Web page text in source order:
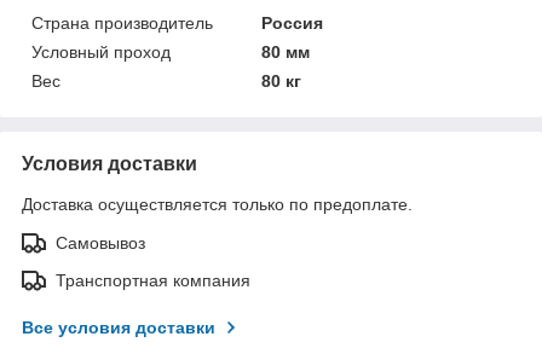
Страна производитель
Россия
Условный проход
80 мм
Вес
80 кг
Условия доставки
Доставка осуществляется только по предоплате.
Самовывоз
Транспортная компания
Все условия доставки